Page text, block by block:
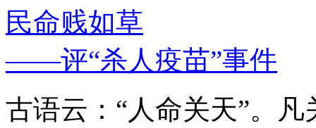
民命贱如草
——评“杀人疫苗”事件
古语云：“人命关天”。